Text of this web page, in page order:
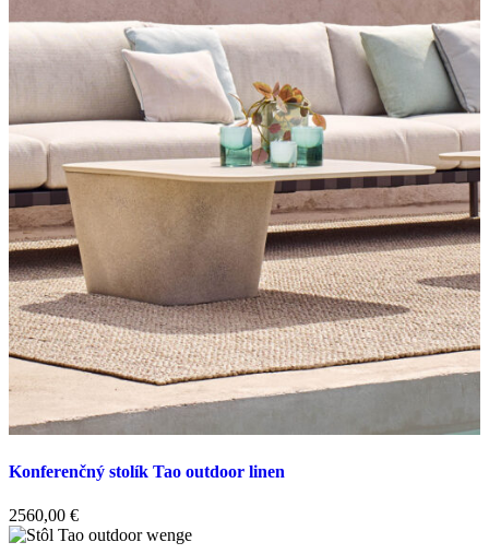
Konferenčný stolík Tao outdoor linen
2560,00 €